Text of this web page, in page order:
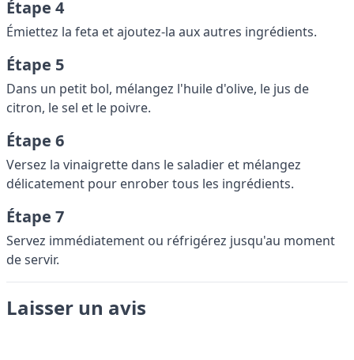
Étape 4
Émiettez la feta et ajoutez-la aux autres ingrédients.
Étape 5
Dans un petit bol, mélangez l'huile d'olive, le jus de
citron, le sel et le poivre.
Étape 6
Versez la vinaigrette dans le saladier et mélangez
délicatement pour enrober tous les ingrédients.
Étape 7
Servez immédiatement ou réfrigérez jusqu'au moment
de servir.
Laisser un avis